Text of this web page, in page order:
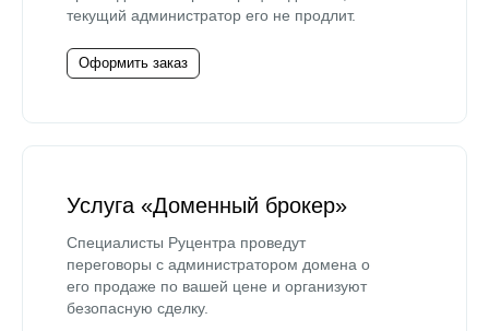
текущий администратор его не продлит.
Оформить заказ
Услуга «Доменный брокер»
Специалисты Руцентра проведут
переговоры с администратором домена о
его продаже по вашей цене и организуют
безопасную сделку.